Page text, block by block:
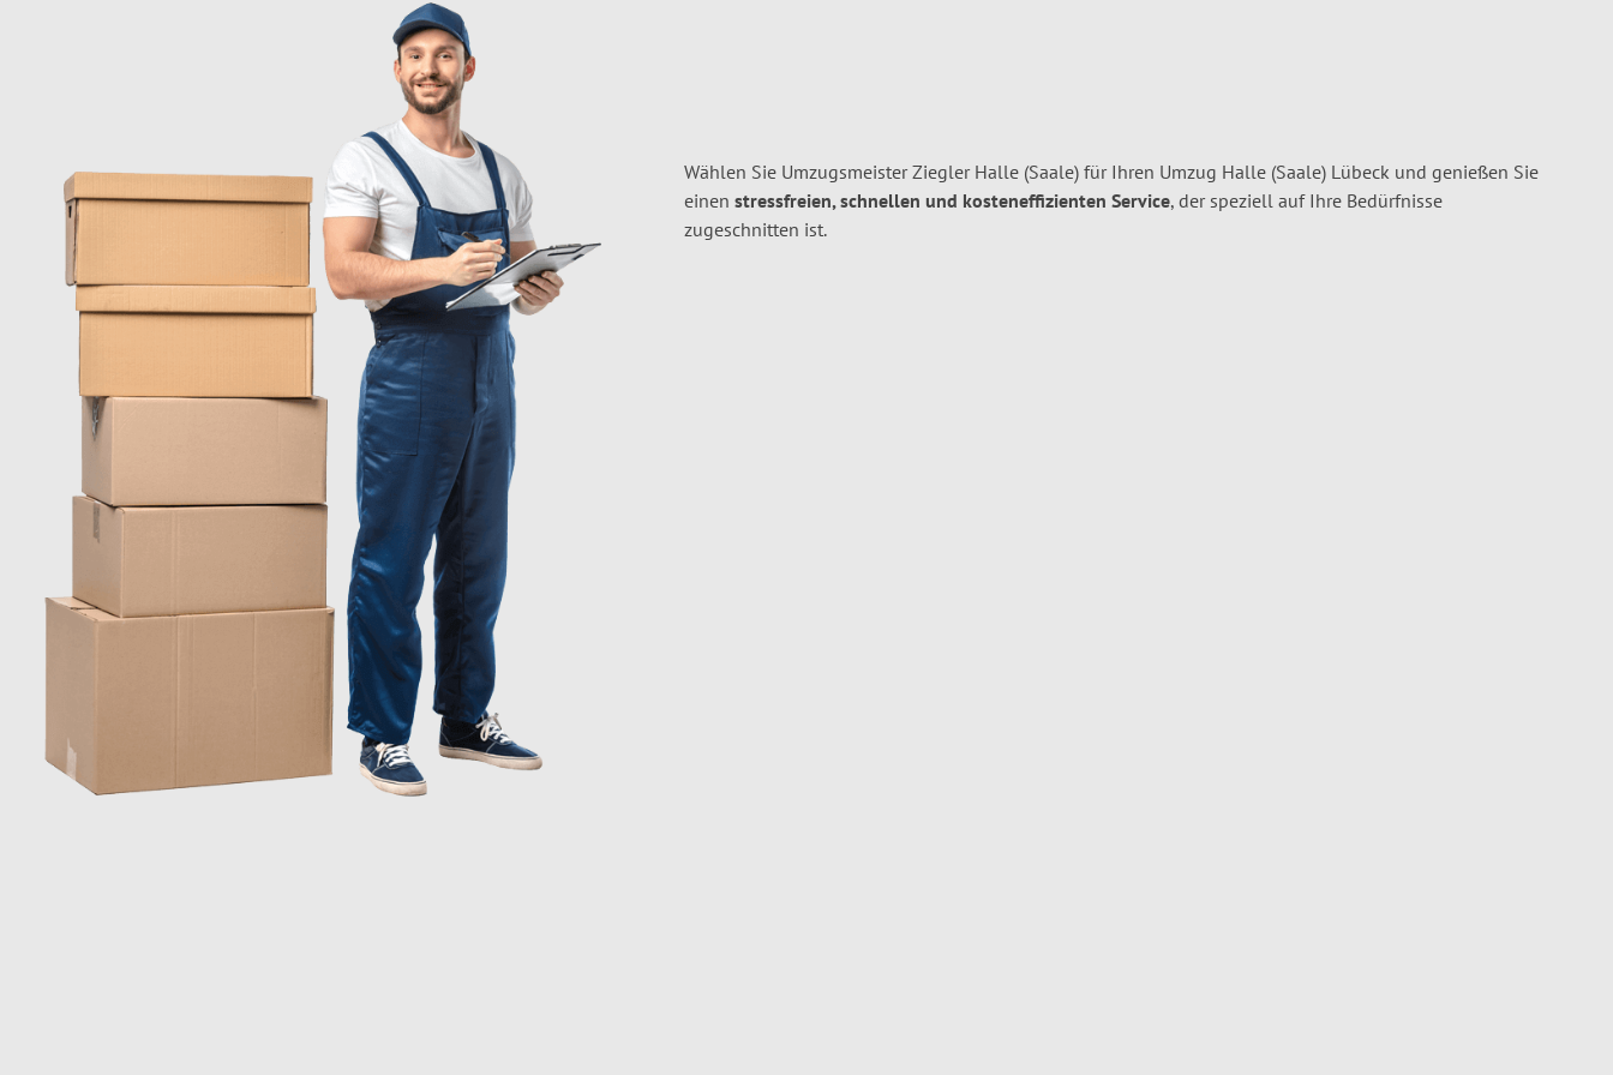
Wählen Sie Umzugsmeister Ziegler Halle (Saale) für Ihren Umzug Halle (Saale) Lübeck und genießen Sie
einen stressfreien, schnellen und kosteneffizienten Service, der speziell auf Ihre Bedürfnisse
zugeschnitten ist.